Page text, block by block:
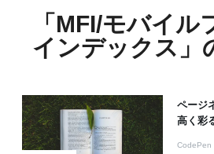
「MFI/モバイル
インデックス」
ページ
高く彩
CodePen